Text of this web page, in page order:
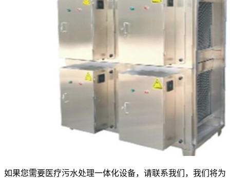
如果您需要医疗污水处理一体化设备，请联系我们，我们将为